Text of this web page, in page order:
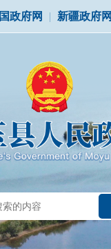
政府网 | 新疆政府网